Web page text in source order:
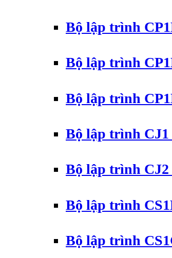
Bộ lập trình
Bộ lập trình
Bộ lập trình
Bộ lập trình CJ1
Bộ lập trình CJ2
Bộ lập trình
Bộ lập trình